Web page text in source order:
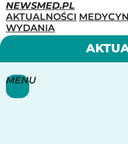
NEWSMED.PL
AKTUALNOŚCI
WYDANIA
MENU